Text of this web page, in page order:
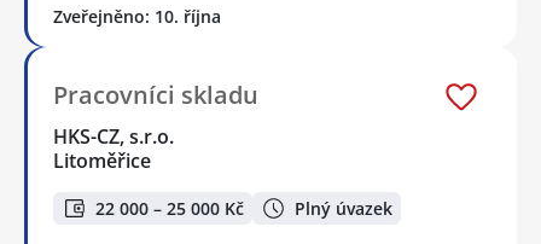
Zveřejněno: 10. října
Pracovníci skladu
HKS-CZ, s.r.o.
Litoměřice
22 000 – 25 000 Kč Plný úvazek